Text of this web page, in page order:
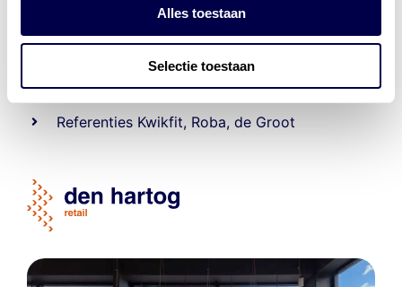
Alles toestaan
Selectie toestaan
Alle producten bekijken
Referenties Kwikfit, Roba,de Groot